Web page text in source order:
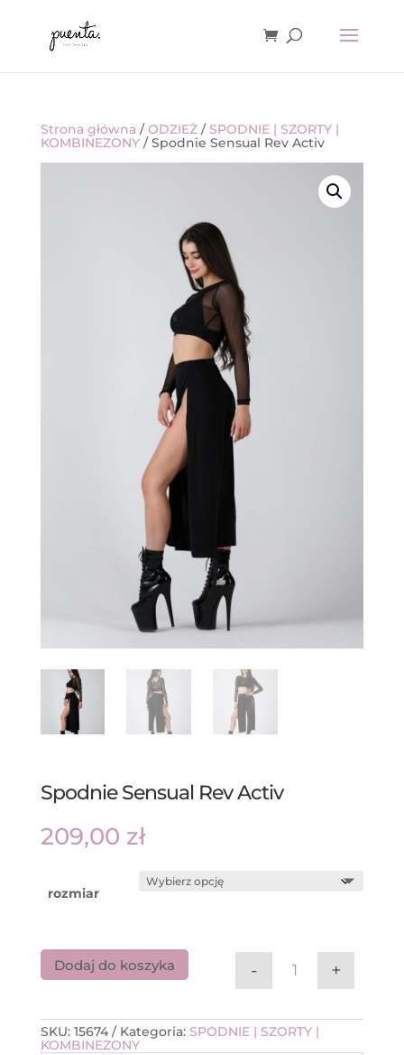
Strona główna /ODZIEŻ/ SPODNIE | SZORTY |
KOMBINEZONY/ Spodnie Sensual Rev Activ
Spodnie Sensual Rev Activ
209,00 zł
rozmiar
ilość Spodnie
- +
Dodaj do koszyka
SKU: 15674 Kategoria: SPODNIE | SZORTY |
KOMBINEZONY